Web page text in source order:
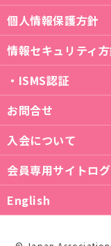
個人情報保護方針
情報セキュリティ
・ISMS認証
お問合せ
入会について
会員専用サイトロ
English